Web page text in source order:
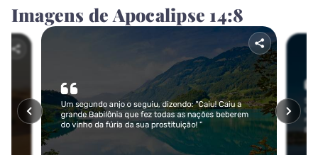
Sofonias
Zacarias
Malaquias
Imagens de Apocalipse 14:8